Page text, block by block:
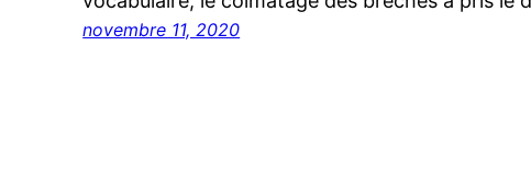
novembre 11, 2020